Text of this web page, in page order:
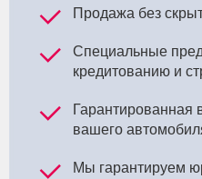
Продажа без
Специальные
кредитованию и
Гарантированная
вашего
Мы гарантируем